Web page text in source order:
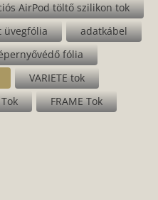
AirPod töltő szilikon tok
üvegfólia
adatkábel
fólia
VARIETE tok
FRAME Tok